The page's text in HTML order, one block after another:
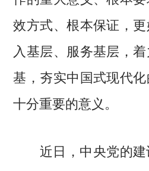
效方式、根本保证，
入基层、服务基层，
基，夯实中国式现代
十分重要的意义。
近日，中央党的建